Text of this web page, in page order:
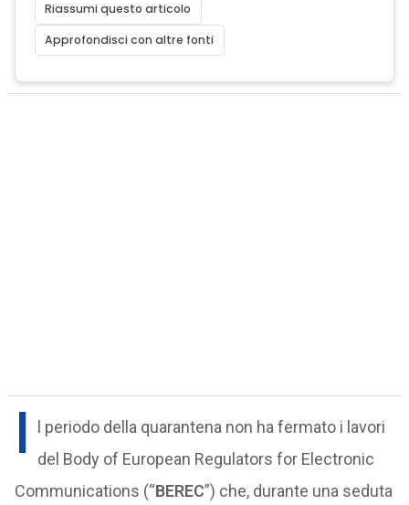
Riassumi questo articolo
Approfondisci con altre fonti
I
l periodo della quarantena non ha fermato i lavori
del Body of European Regulators for Electronic
Communications (“BEREC”) che, durante una seduta